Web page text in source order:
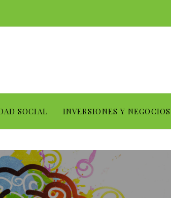
SOCIAL INVERSIONES Y NEGOCIOS